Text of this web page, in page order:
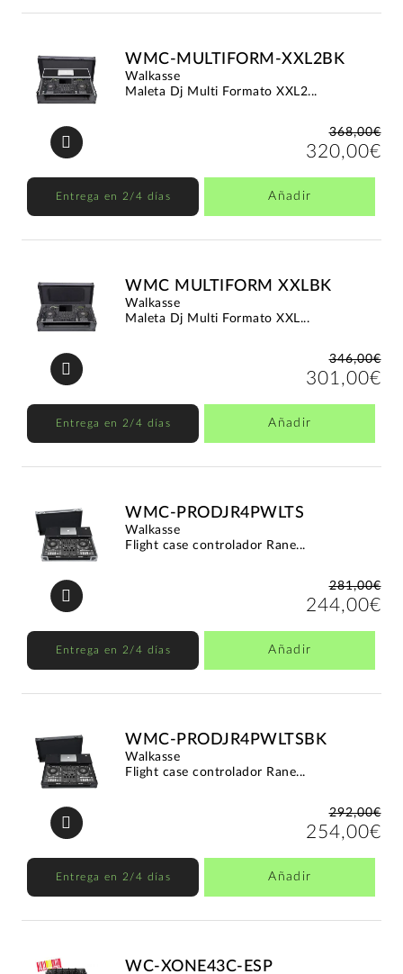
WMC-MULTIFORM-XXL2BK
Walkasse
Maleta Dj Multi Formato XXL2...
368,00€
320,00€
Entrega en 2/4 días Añadir
WMC MULTIFORM XXLBK
Walkasse
Maleta Dj Multi Formato XXL...
346,00€
301,00€
Entrega en 2/4 días Añadir
WMC-PRODJR4PWLTS
Walkasse
Flight case controlador Rane...
281,00€
244,00€
Entrega en 2/4 días Añadir
WMC-PRODJR4PWLTSBK
Walkasse
Flight case controlador Rane...
292,00€
254,00€
Entrega en 2/4 días Añadir
WC-XONE43C-ESP